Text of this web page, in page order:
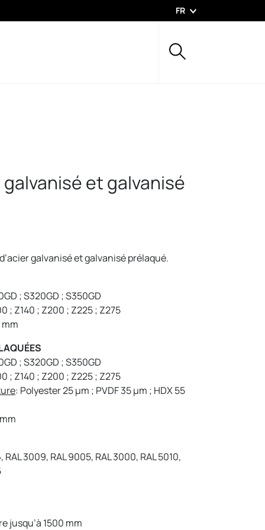
FR
galvanisé et galvanisé
galvanisé et galvanisé prélaqué.
; S320GD ; S350GD
; Z140 ; Z200 ; Z225 ; Z275
; S320GD ; S350GD
; Z140 ; Z200 ; Z225 ; Z275
: Polyester 25 μm ; PVDF 35 μm ; HDX 55
RAL 3009, RAL 9005, RAL 3000, RAL 5010,
jusqu’à 1500 mm